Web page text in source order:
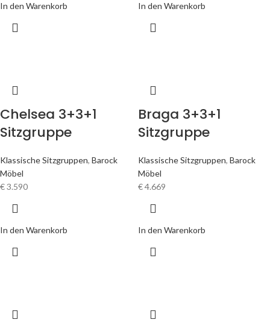
In den Warenkorb In den Warenkorb
Chelsea 3+3+1
Sitzgruppe
Klassische Sitzgruppen, Barock
Möbel
€3.590
In den Warenkorb
Braga 3+3+1
Sitzgruppe
Klassische Sitzgruppen, Barock
Möbel
€4.669
In den Warenkorb